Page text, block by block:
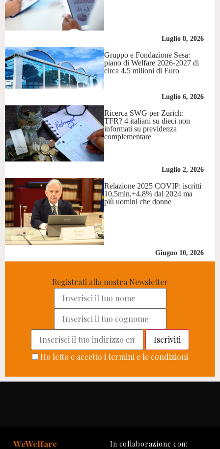
Luglio 8, 2026
Gruppo e Fondazione Sesa:
piano di Welfare 2026-2027 di
circa 4,5 milioni di Euro
Luglio 6, 2026
Ricerca SWG per Zurich:
TFR? 4 italiani su dieci non
informati su previdenza
complementare
Luglio 2, 2026
Relazione 2025 COVIP: iscritti
10,5mln,+4,8% dal 2024 ma
più uomini che donne
Giugno 10, 2026
Registrati alla nostra Newsletter
Ho letto e accetto i termini e le condizioni
WeWelfare In collaborazione con: